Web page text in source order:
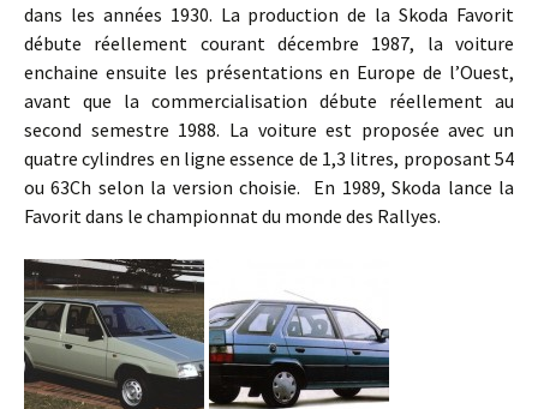
dans les années 1930. La production de la Skoda Favorit
débute réellement courant décembre 1987, la voiture
enchaine ensuite les présentations en Europe de l’Ouest,
avant que la commercialisation débute réellement au
second semestre 1988. La voiture est proposée avec un
quatre cylindres en ligne essence de 1,3 litres, proposant 54
ou 63Ch selon la version choisie. En 1989, Skoda lance la
Favorit dans le championnat du monde des Rallyes.